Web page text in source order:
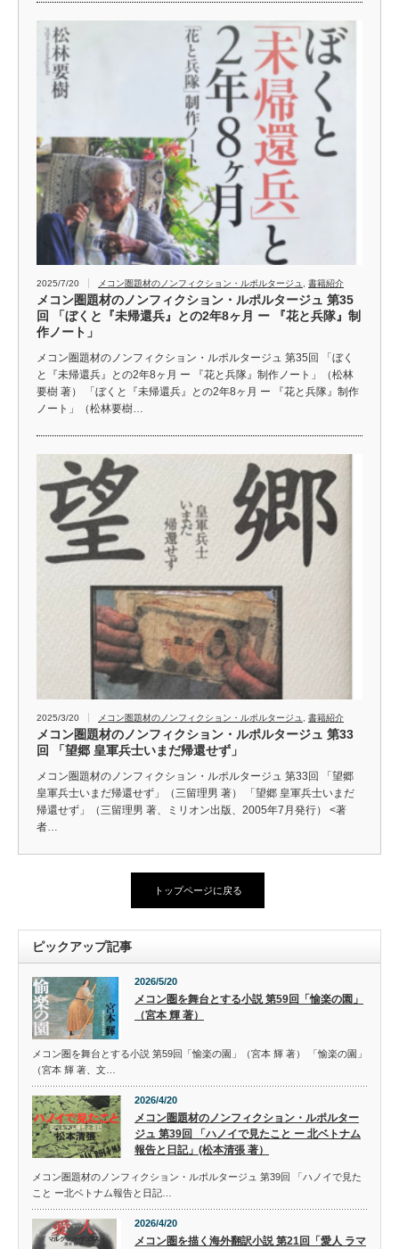
2025/7/20 メコン圏題材のノンフィクション・ルポルタージュ 書籍紹介
メコン圏題材のノンフィクション・ルポルタージュ 第35
回 「ぼくと『未帰還兵』との2年8ヶ月 ー 『花と兵隊』制
作ノート」
メコン圏題材のノンフィクション・ルポルタージュ 第35回 「ぼく
と『未帰還兵』との2年8ヶ月 ー 『花と兵隊』制作ノート」（松林
要樹 著） 「ぼくと『未帰還兵』との2年8ヶ月 ー 『花と兵隊』制作
ノート」（松林要樹…
2025/3/20 メコン圏題材のノンフィクション・ルポルタージュ 書籍紹介
メコン圏題材のノンフィクション・ルポルタージュ 第33
回 「望郷 皇軍兵士いまだ帰還せず」
メコン圏題材のノンフィクション・ルポルタージュ 第33回 「望郷
皇軍兵士いまだ帰還せず」（三留理男 著） 「望郷 皇軍兵士いまだ
帰還せず」（三留理男 著、ミリオン出版、2005年7月発行） <著
者…
トップページに戻る
ピックアップ記事
2026/5/20
メコン圏を舞台とする小説 第59回「愉楽の園」
（宮本 輝 著）
メコン圏を舞台とする小説 第59回「愉楽の園」（宮本 輝 著） 「愉楽の園」
（宮本 輝 著、文…
2026/4/20
メコン圏題材のノンフィクション・ルポルター
ジュ 第39回 「ハノイで見たこと ー 北ベトナム
報告と日記」(松本清張 著）
メコン圏題材のノンフィクション・ルポルタージュ 第39回 「ハノイで見た
こと ー北ベトナム報告と日記…
2026/4/20
メコン圏を描く海外翻訳小説 第21回「愛人 ラマ